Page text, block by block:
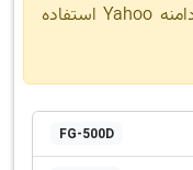
لطفا تا اطلاع ثانوی برای ثبت نام از دامنه Yahoo استفاده
FG-500D